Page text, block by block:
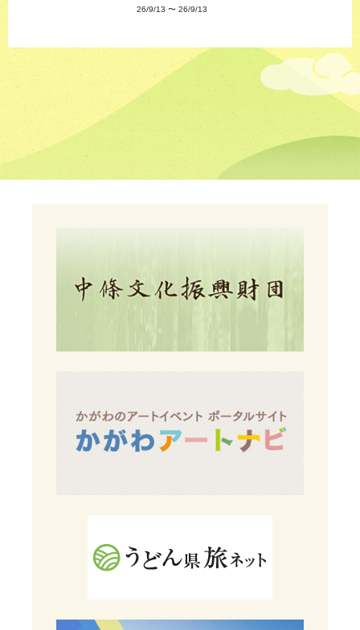
26/9/13 〜 26/9/13